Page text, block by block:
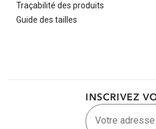
Traçabilité des produits
Guide des tailles
INSCRIVEZ
Votre